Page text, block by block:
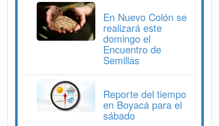
En Nuevo Colón se
realizará este
domingo el
Encuentro de
Semillas
Reporte del tiempo
en Boyacá para el
sábado